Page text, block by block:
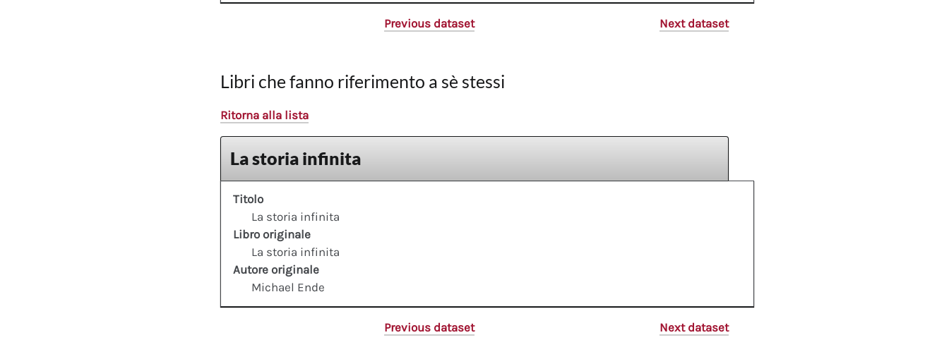
Previous dataset Next dataset
Libri che fanno riferimento a sè stessi
Ritorna alla lista
La storia infinita
Titolo
La storia infinita
Libro originale
La storia infinita
Autore originale
Michael Ende
Previous dataset Next dataset